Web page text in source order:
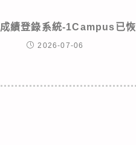
成績登錄系統-1Campus已
2026-07-06